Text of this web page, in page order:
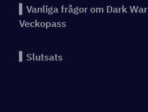
▍Vanliga frågor om Dark War
Veckopass
▍Slutsats